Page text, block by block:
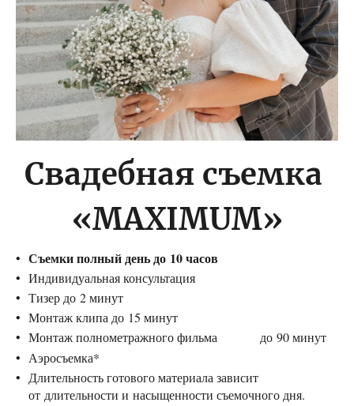
Свадебная съемка
«MAXIMUM»
Съемки полный день до 10 часов
Индивидуальная консультация
Тизер до 2 минут
Монтаж клипа до 15 минут
Монтаж полнометражного фильма до 90 минут
Аэросъемка*
Длительность готового материала зависит
от длительности и насыщенности съемочного дня.